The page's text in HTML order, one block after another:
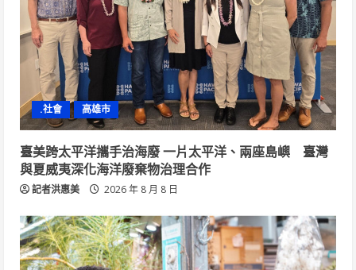
.社會 高雄市
臺美跨太平洋攜手治海廢 一片太平洋、兩座島嶼 臺灣
與夏威夷深化海洋廢棄物治理合作
記者洪惠美 2026 年 8 月 8 日